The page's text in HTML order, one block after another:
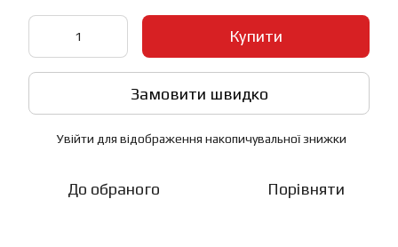
Купити
Замовити швидко
Увійти для відображення накопичувальної знижки
До обраного Порівняти